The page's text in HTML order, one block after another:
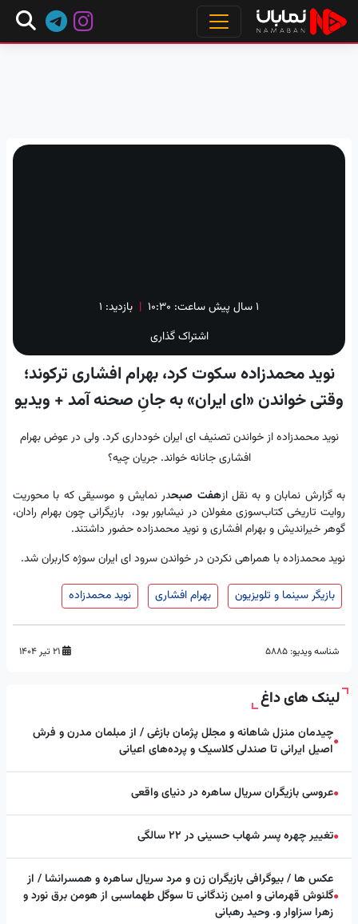
۱ سال پیش ساعت: ۱۰:۳۰ | بازدید: 1
اشتراک گذاری
نوید محمدزاده سکوت کرد، بهرام افشاری ترکوند؛
وقتی خواندن «ای ایران» به جانِ صحنه آمد + ویدیو
نوید محمدزاده از خواندن تصنیف ای ایران خودداری کرد. ولی در عوض بهرام
افشاری جانانه خواند. جریان چیه؟
به گزارش نمابان و به نقل ازهفت صبحدر نمایش و موسیقی که با محوریت
روایت تاریخی کتاب‌سوزی مغولان در نیشابور بود، بازیگرانی چون بهرام رادان،
گوهر خیراندیش و بهرام افشاری و نوید محمدزاده حضور داشتند.
نوید محمدزاده با همراهی نکردن در خواندن سرود ای ایران سوژه کاربران شد.
بازیگر سینما و تلویزیون بهرام افشاری نوید محمدزاده
شناسه ویدیو:
لینک های داغ
●چیدمان منزل شاهانه و مجلل پژمان بازغی / از مبلمان مدرن و فرش
اصیل ایرانی تا صندلی کلاسیک و پرده‌های اعیانی
●عروسی بازیگران سریال ساهره در دنیای واقعی
●تغییر چهره پسر شهاب حسینی در ۲۲ سالگی
●
عکس ها / بیوگرافی بازیگران زن و مرد سریال ساهره و همسرانشا / از
گلنوش قهرمانی و امین زندگانی تا سوگل طهماسبی از هومن برق نورد و
زهرا سزاوار و. وحید رهبانی